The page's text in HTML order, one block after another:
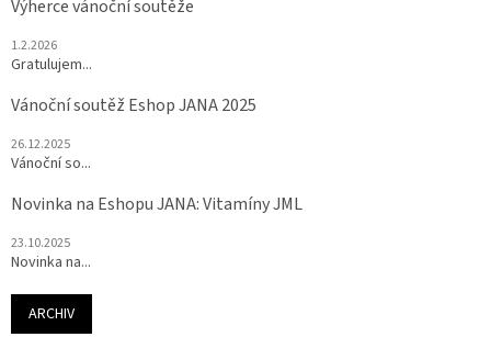
Výherce vánoční soutěže
1.2.2026
Gratulujem...
Vánoční soutěž Eshop JANA 2025
26.12.2025
Vánoční so...
Novinka na Eshopu JANA: Vitamíny JML
23.10.2025
Novinka na...
ARCHIV